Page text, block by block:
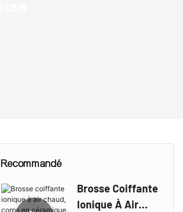
Recommandé
Brosse Coiffante
Ionique À Air